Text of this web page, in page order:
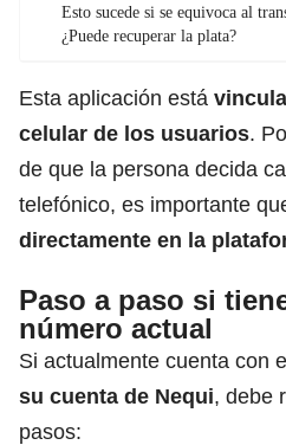
⁠Esto sucede si se equivoca al
¿Puede recuperar la plata?
Esta aplicación está
celular de los usuarios.
de que la persona decida
telefónico, es importante
directamente en la
Paso a paso si
número actual
Si actualmente cuenta con
su cuenta de Nequi, debe
pasos: